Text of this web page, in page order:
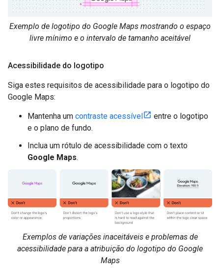
Exemplo de logotipo do Google Maps mostrando o espaço
livre mínimo e o intervalo de tamanho aceitável
Acessibilidade do logotipo
Siga estes requisitos de acessibilidade para o logotipo do
Google Maps:
Mantenha um contraste acessível
entre o logotipo
e o plano de fundo.
Inclua um rótulo de acessibilidade com o texto
Google Maps.
Exemplos de variações inaceitáveis e problemas de
acessibilidade para a atribuição do logotipo do Google
Maps